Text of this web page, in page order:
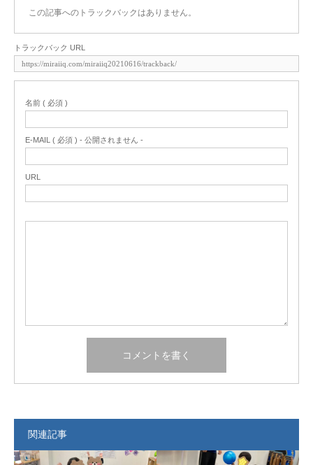
この記事へのトラックバックはありません。
トラックバック URL
名前 ( 必須 )
E-MAIL ( 必須 ) - 公開されません -
URL
関連記事